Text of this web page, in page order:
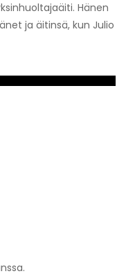
Hänen
ja äitinsä, kun Julio